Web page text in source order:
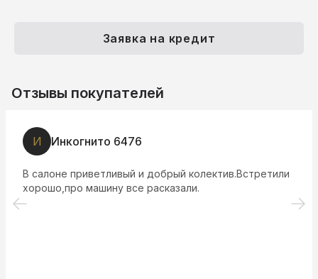
Заявка на кредит
Отзывы покупателей
И Инкогнито 6476
В салоне приветливый и добрый колектив.Встретили
хорошо,про машину все расказали.